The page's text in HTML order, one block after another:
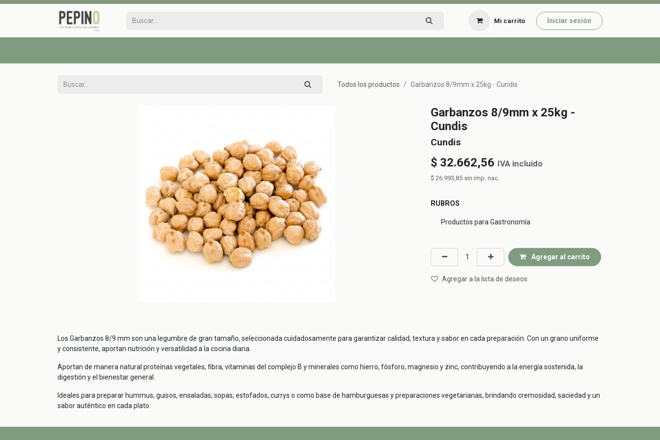
Mi carrito Iniciar sesión
Todos los productos Garbanzos 8/9mm x 25kg - Cundis
Garbanzos 8/9mm x 25kg -
Cundis
Cundis
$ 32.662,56 IVA incluido
$ 26.993,85 sin imp. nac.
RUBROS
Productos para Gastronomía
Agregar al carrito
Agregar a la lista de deseos
Los Garbanzos 8/9 mm son una legumbre de gran tamaño, seleccionada cuidadosamente para garantizar calidad, textura y sabor en cada preparación. Con un grano uniforme
y consistente, aportan nutrición y versatilidad a la cocina diaria.
Aportan de manera natural proteínas vegetales, fibra, vitaminas del complejo B y minerales como hierro, fósforo, magnesio y zinc, contribuyendo a la energía sostenida, la
digestión y el bienestar general.
Ideales para preparar hummus, guisos, ensaladas, sopas, estofados, currys o como base de hamburguesas y preparaciones vegetarianas, brindando cremosidad, saciedad y un
sabor auténtico en cada plato.